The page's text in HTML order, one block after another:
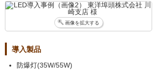
画像を拡大する
導入製品
防爆灯(35W/55W)